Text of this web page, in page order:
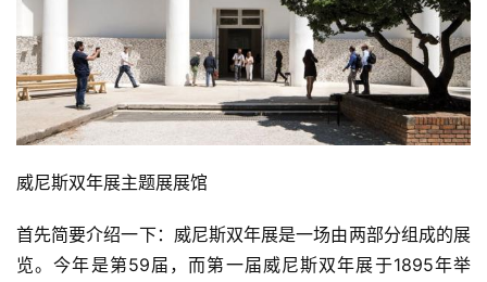
威尼斯双年展主题展展馆
首先简要介绍一下：威尼斯双年展是一场由两部分组成的展
览。今年是第59届，而第一届威尼斯双年展于1895年举